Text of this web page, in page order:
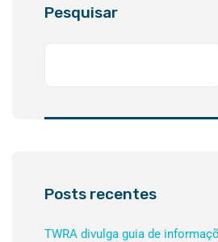
Pesquisar
Posts recentes
TWRA divulga guia de